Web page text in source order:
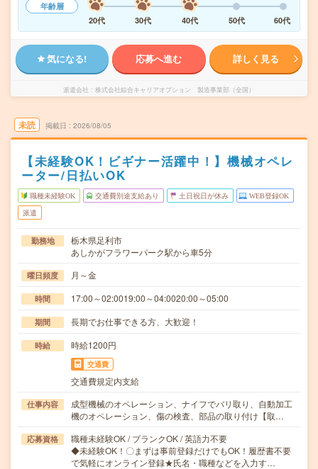
年齢層
20代
30代 40代 50代 60代
気になる! 応募へ進む 詳しく見る
派遣会社 株式会社綜合キャリアオプション 製造事業部（全国）
未読 掲載日 2026/08/05
【未経験OK！ビギナー活躍中！】機械オペレ
ーター/日払いOK
職種未経験OK 交通費別途支給あり 土日祝日が休み WEB登録OK
派遣
勤務地
栃木県足利市
あしかがフラワーパーク駅から車5分
曜日頻度 月～金
時間 17:00～02:0019:00～04:0020:00～05:00
期間 長期でお仕事できる方、大歓迎！
時給 時給1200円
交通費
交通費規定内支給
仕事内容
成型機械のオペレーション、ナイフでバリ取り、自動加工
機のオペレーション、傷の検査、部品の取り付け【取…
応募資格
職種未経験OK / ブランクOK / 英語力不要
◆未経験OK！〇まずは事前登録だけでもOK！履歴書不要
で気軽にオンライン登録★氏名・職種などを入力す…